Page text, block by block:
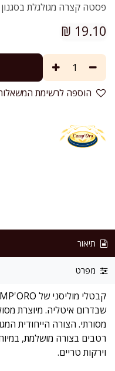
פסטה קצרה מגולגלת בסגנון
19.10
₪
הוספה לרשימת
תיאור
מפרט
שבדרום איטליה. מיוצרת
מסורתי. הצורה הייחודית
רטבים בצורה מושלמת,
וירקות טריים.